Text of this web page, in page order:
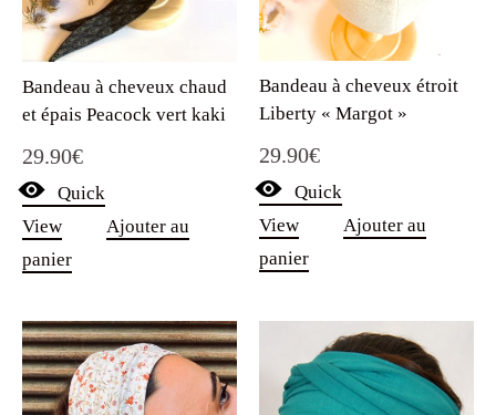
Bandeau à cheveux chaud
et épais Peacock vert kaki
29.90€
Quick
View
Ajouter au
panier
Bandeau à cheveux étroit
Liberty « Margot »
29.90€
Quick
View
Ajouter au
panier